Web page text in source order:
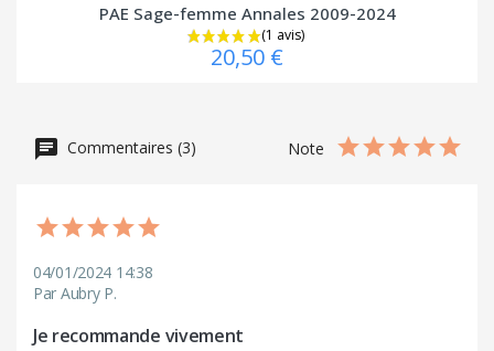
PAE Sage-femme Annales 2009-2024
20,50 €
Commentaires (3) Note
04/01/2024 14:38
Par Aubry P.
Je recommande vivement